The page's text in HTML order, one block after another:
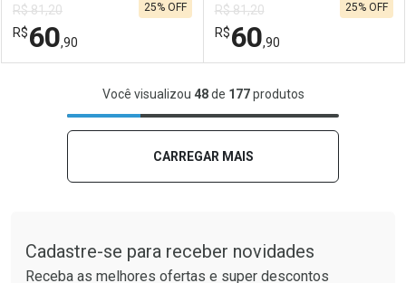
Comprar sem Desconto
Por R$ 111,90/cada
Comprar sem Desconto
Por R$ 111,90/cada
Comprar sem Desconto
Por R$ 191,90/cada
Comprar sem Desconto
Por R$ 191,90/cada
R$ 81,20
R$60,90
25% OFF
FECHAR
Laboratório
FECHAR
Por Menos
R$ 81,20
R$60,90
25% OFF
Laboratório
Por Menos
Você visualizou 48de 177produtos
CARREGAR MAIS
Cadastre-se para receber novidades
Receba as melhores ofertas e super descontos